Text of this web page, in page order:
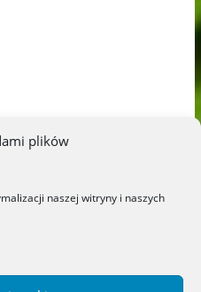
plików
naszej witryny i naszych